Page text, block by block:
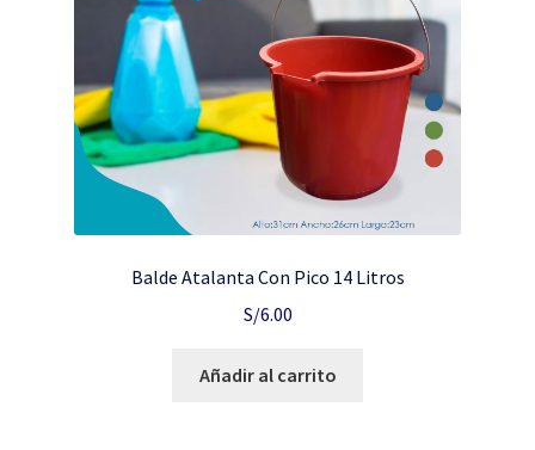
Balde Atalanta Con Pico 14 Litros
S/6.00
Añadir al carrito